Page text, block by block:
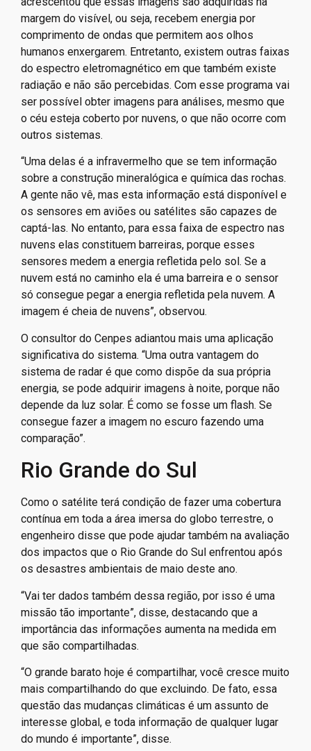
margem do visível, ou seja, recebem energia por
comprimento de ondas que permitem aos olhos
humanos enxergarem. Entretanto, existem outras faixas
do espectro eletromagnético em que também existe
radiação e não são percebidas. Com esse programa vai
ser possível obter imagens para análises, mesmo que
o céu esteja coberto por nuvens, o que não ocorre com
outros sistemas.
“Uma delas é a infravermelho que se tem informação
sobre a construção mineralógica e química das rochas.
A gente não vê, mas esta informação está disponível e
os sensores em aviões ou satélites são capazes de
captá-las. No entanto, para essa faixa de espectro nas
nuvens elas constituem barreiras, porque esses
sensores medem a energia refletida pelo sol. Se a
nuvem está no caminho ela é uma barreira e o sensor
só consegue pegar a energia refletida pela nuvem. A
imagem é cheia de nuvens”, observou.
O consultor do Cenpes adiantou mais uma aplicação
significativa do sistema. “Uma outra vantagem do
sistema de radar é que como dispõe da sua própria
energia, se pode adquirir imagens à noite, porque não
depende da luz solar. É como se fosse um flash. Se
consegue fazer a imagem no escuro fazendo uma
comparação”.
Rio Grande do Sul
Como o satélite terá condição de fazer uma cobertura
contínua em toda a área imersa do globo terrestre, o
engenheiro disse que pode ajudar também na avaliação
dos impactos que o Rio Grande do Sul enfrentou após
os desastres ambientais de maio deste ano.
“Vai ter dados também dessa região, por isso é uma
missão tão importante”, disse, destacando que a
importância das informações aumenta na medida em
que são compartilhadas.
“O grande barato hoje é compartilhar, você cresce muito
mais compartilhando do que excluindo. De fato, essa
questão das mudanças climáticas é um assunto de
interesse global, e toda informação de qualquer lugar
do mundo é importante”, disse.